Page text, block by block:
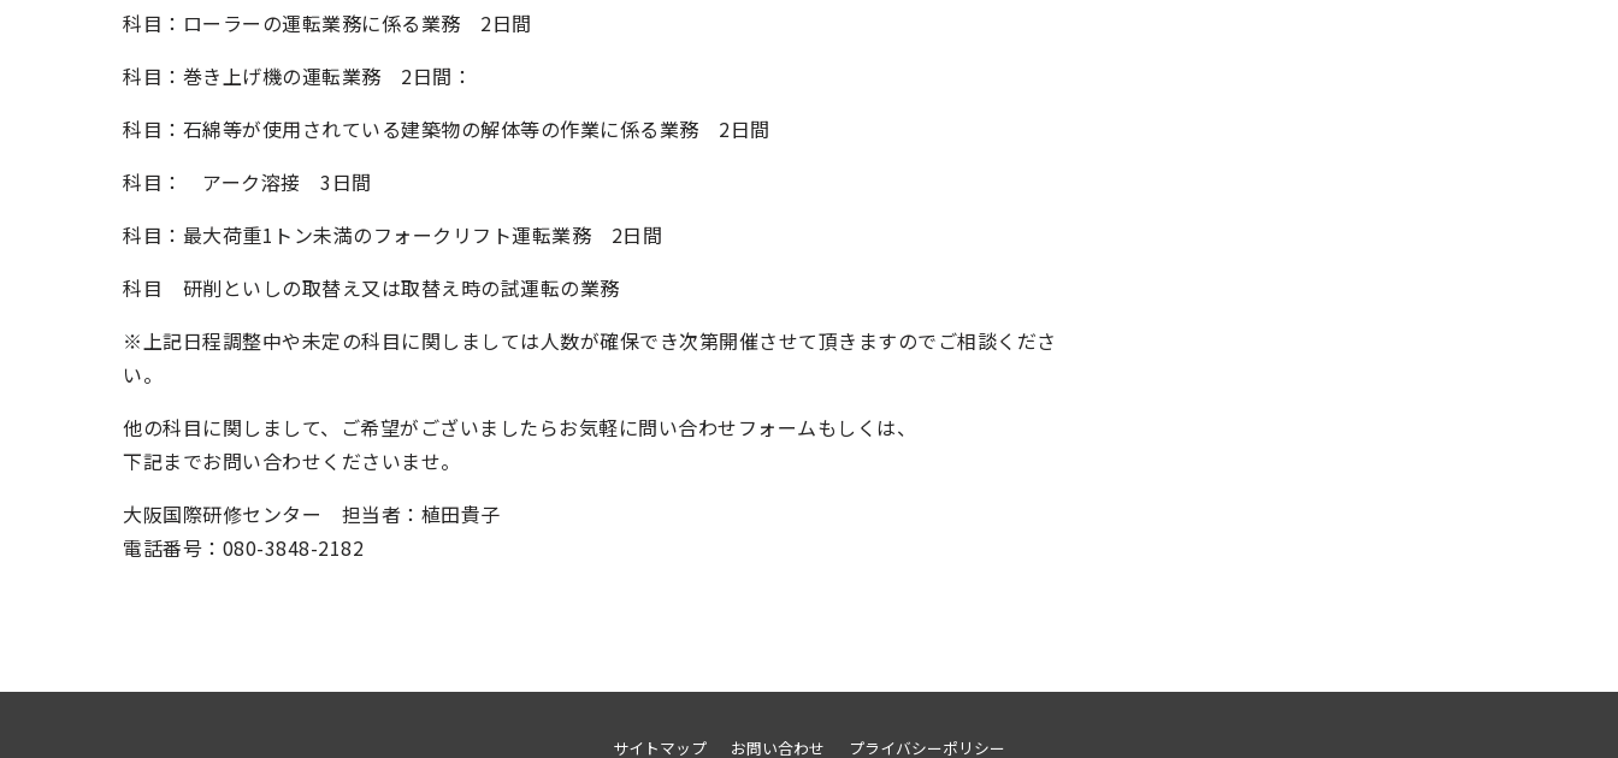
科目：ローラーの運転業務に係る業務 2日間
科目：巻き上げ機の運転業務 2日間：
科目：石綿等が使用されている建築物の解体等の作業に係る業務 2日間
科目： アーク溶接 3日間
科目：最大荷重1トン未満のフォークリフト運転業務 2日間
科目 研削といしの取替え又は取替え時の試運転の業務
※上記日程調整中や未定の科目に関しましては人数が確保でき次第開催させて頂きますのでご相談くださ
い。
他の科目に関しまして、ご希望がございましたらお気軽に問い合わせフォームもしくは、
下記までお問い合わせくださいませ。
大阪国際研修センター 担当者：植田貴子
電話番号：080-3848-2182
サイトマップ お問い合わせ プライバシーポリシー